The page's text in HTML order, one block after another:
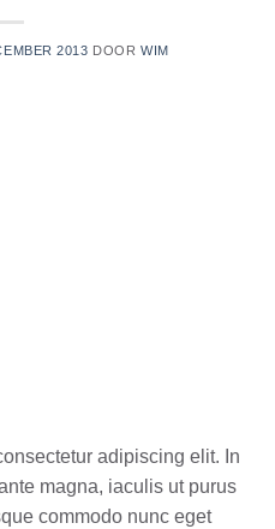
2013 DOOR WIM
adipiscing elit. In
magna, iaculis ut purus
commodo nunc eget